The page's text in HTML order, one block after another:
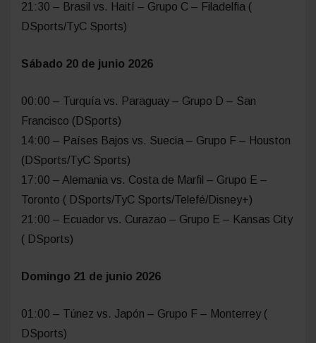
21:30 – Brasil vs. Haití – Grupo C – Filadelfia (
DSports/TyC Sports)
Sábado 20 de junio 2026
00:00 – Turquía vs. Paraguay – Grupo D – San
Francisco (DSports)
14:00 – Países Bajos vs. Suecia – Grupo F – Houston
(DSports/TyC Sports)
17:00 – Alemania vs. Costa de Marfil – Grupo E –
Toronto ( DSports/TyC Sports/Telefé/Disney+)
21:00 – Ecuador vs. Curazao – Grupo E – Kansas City
( DSports)
Domingo 21 de junio 2026
01:00 – Túnez vs. Japón – Grupo F – Monterrey (
DSports)